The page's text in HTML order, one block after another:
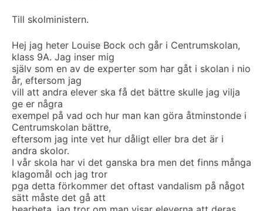
Till skolministern.
Hej jag heter Louise Bock och går i Centrumskolan,
klass 9A. Jag inser mig
själv som en av de experter som har gåt i skolan i nio
år, eftersom jag
vill att andra elever ska få det bättre skulle jag vilja
ge er några
exempel på vad och hur man kan göra åtminstonde i
Centrumskolan bättre,
eftersom jag inte vet hur dåligt eller bra det är i
andra skolor.
I vår skola har vi det ganska bra men det finns många
klagomål och jag tror
pga detta förkommer det oftast vandalism på något
sätt måste det gå att